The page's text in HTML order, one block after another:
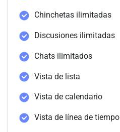
Chinchetas ilimitadas
Discusiones ilimitadas
Chats ilimitados
Vista de lista
Vista de calendario
Vista de línea de tiempo